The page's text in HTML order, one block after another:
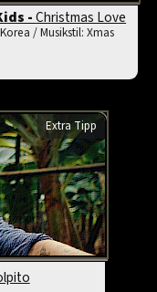
-Christmas Love
/ Musikstil: Xmas
Extra Tipp